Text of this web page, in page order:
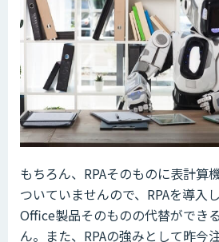
もちろん、RPAそのものに表計算
ついていませんので、RPAを導入
Office製品そのものの代替ができ
ん。また、RPAの強みとして昨今